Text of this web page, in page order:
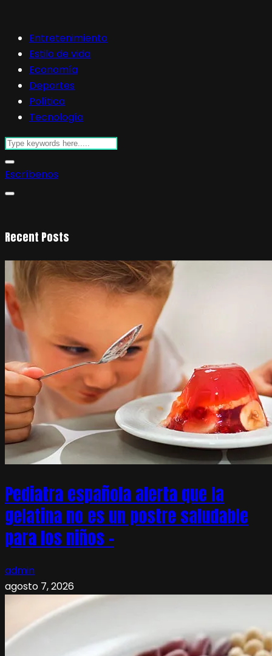
Entretenimiento
Estilo de vida
Economía
Deportes
Política
Tecnología
Escríbenos
Recent Posts
Pediatra española alerta que la
gelatina no es un postre saludable
para los niños –
admin
agosto 7, 2026